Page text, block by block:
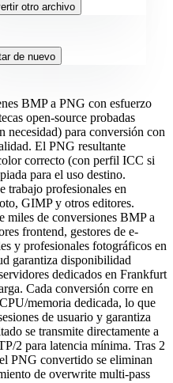
otro archivo
de nuevo
BMP a PNG con esfuerzo
open-source probadas
para conversión con
El PNG resultante
correcto (con perfil ICC si
para el uso destino.
trabajo profesionales en
GIMP y otros editores.
miles de conversiones BMP a
frontend, gestores de e-
y profesionales fotográficos en
garantiza disponibilidad
dedicados en Frankfurt
Cada conversión corre en
memoria dedicada, lo que
de usuario y garantiza
se transmite directamente a
2 para latencia mínima. Tras 2
PNG convertido se eliminan
de overwrite multi-pass